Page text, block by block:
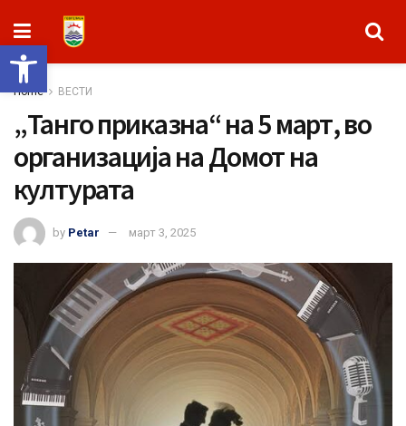
Open toolbar
Home ВЕСТИ
„Танго приказна“ на 5 март, во
организација на Домот на
културата
by Petar март 3, 2025